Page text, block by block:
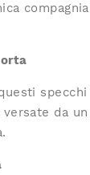
specchi
da